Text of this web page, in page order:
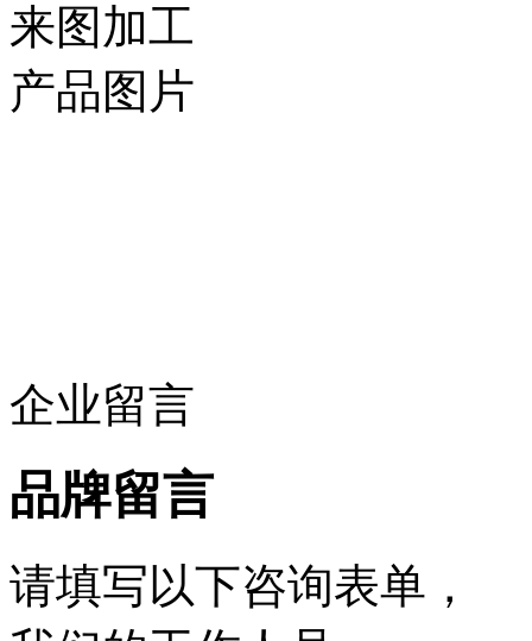
来图加工
产品图片
企业留言
品牌留言
请填写以下咨询表单，